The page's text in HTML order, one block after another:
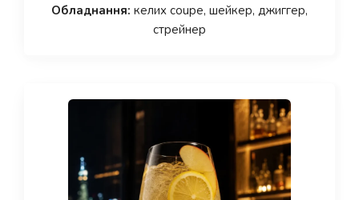
Обладнання: келих coupe, шейкер, джиггер,
стрейнер